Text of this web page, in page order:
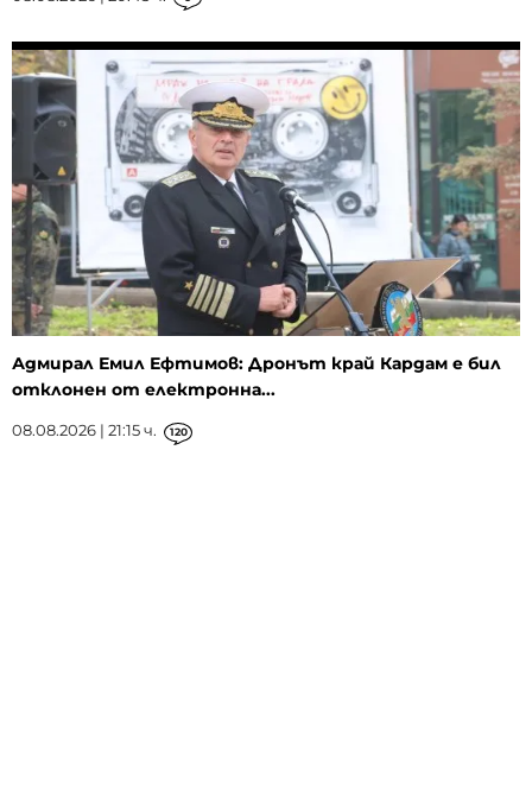
Адмирал Емил Ефтимов: Дронът край Кардам е бил
отклонен от електронна...
08.08.2026 | 21:15 ч. 120